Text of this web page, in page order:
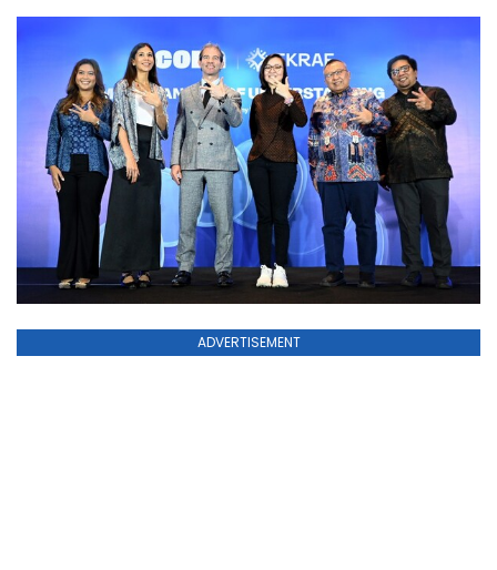
ADVERTISEMENT